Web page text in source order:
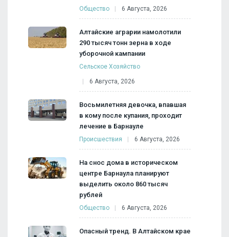
Общество 6 Августа, 2026
Алтайские аграрии намолотили
290 тысяч тонн зерна в ходе
уборочной кампании
Сельское Хозяйство
6 Августа, 2026
Восьмилетняя девочка, впавшая
в кому после купания, проходит
лечение в Барнауле
Происшествия 6 Августа, 2026
На снос дома в историческом
центре Барнаула планируют
выделить около 860 тысяч
рублей
Общество 6 Августа, 2026
Опасный тренд. В Алтайском крае